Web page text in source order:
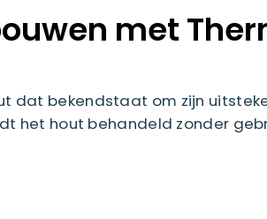
met
dat bekendstaat om zijn
het hout behandeld zonder